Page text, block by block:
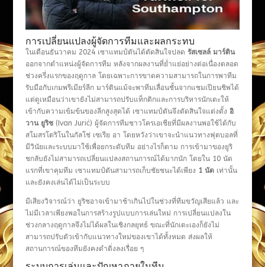
การเปลี่ยนแปลงผู้จัดการทีมและผลกระทบ
ในเดือนธันวาคม 2024 เซาแทมป์ตันได้ตัดสินใจปลด รัสเซลล์ มาร์ติน
ออกจากตำแหน่งผู้จัดการทีม หลังจากผลงานที่ย่ำแย่อย่างต่อเนื่องตลอด
ช่วงครึ่งแรกของฤดูกาล โดยเฉพาะการขาดความสามารถในการพาทีม
รับมือกับเกมพรีเมียร์ลีก มาร์ตินแม้จะพาทีมเลื่อนชั้นจากแชมเปียนชิพได้
แต่ดูเหมือนว่าเขายังไม่สามารถปรับแท็กติกและการบริหารนักเตะให้
เข้ากับความเข้มข้นของลีกสูงสุดได้ เซาแทมป์ตันจึงตัดสินใจแต่งตั้ง อิ
วาน ยูริช(Ivan Jurić) ผู้จัดการทีมชาวโครเอเชียที่มีผลงานพอใช้ได้กับ
สโมสรโตริโนในกัลโช่ เซเรีย อา โดยหวังว่าเขาจะนำแนวทางฟุตบอลที่
มีวินัยและระบบมาใช้เพื่อยกระดับทีม อย่างไรก็ตาม การเข้ามาของยูริ
ชกลับยังไม่สามารถเปลี่ยนแปลงสถานการณ์ได้มากนัก โดยใน 10 นัด
แรกที่เขาคุมทีม เซาแทมป์ตันสามารถเก็บชัยชนะได้เพียง 1 นัดเท่านั้น
และยังคงเล่นได้ไม่เป็นระบบ
มีเสียงวิจารณ์ว่า ยูริชอาจเข้ามาช้าเกินไปในช่วงที่ทีมขวัญเสียแล้ว และ
ไม่มีเวลาเพียงพอในการสร้างรูปแบบการเล่นใหม่ การเปลี่ยนแปลงใน
ช่วงกลางฤดูกาลจึงไม่ได้ผลในเชิงกลยุทธ์ ขณะที่นักเตะเองก็ยังไม่
สามารถปรับตัวเข้ากับแนวทางใหม่ของเขาได้ทั้งหมด ส่งผลให้
สถานการณ์ของทีมยังคงดำดิ่งลงเรื่อย ๆ